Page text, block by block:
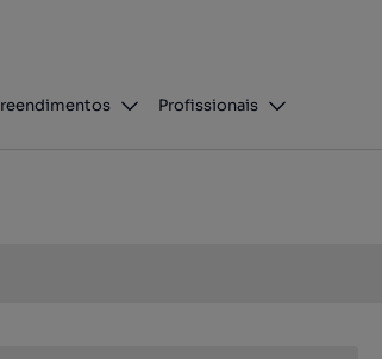
Profissionais